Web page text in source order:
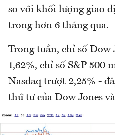
so với khối lượng giao
trong hơn 6 tháng qua.
Trong tuần, chỉ số Dow
1,62%, chỉ số S&P 500
Nasdaq trượt 2,25% -
thứ tư của Dow Jones